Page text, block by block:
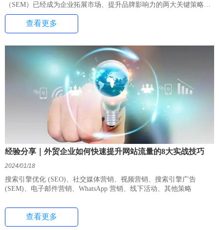
（SEM）已经成为企业拓展市场、提升品牌影响力的两大关键策略。
查看更多
经验分享｜外贸企业如何快速提升网站流量的8大实战技巧
2024/01/18
搜索引擎优化 (SEO)、社交媒体营销、视频营销、搜索引擎广告
(SEM)、电子邮件营销、WhatsApp 营销、线下活动、其他策略
查看更多